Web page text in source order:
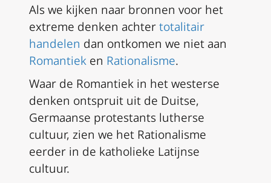
Als we kijken naar bronnen voor het
extreme denken achtertotalitair
handelen dan ontkomen we niet aan
Romantiek en Rationalisme.
Waar de Romantiek in het westerse
denken ontspruit uit de Duitse,
Germaanse protestants lutherse
cultuur, zien we het Rationalisme
eerder in de katholieke Latijnse
cultuur.